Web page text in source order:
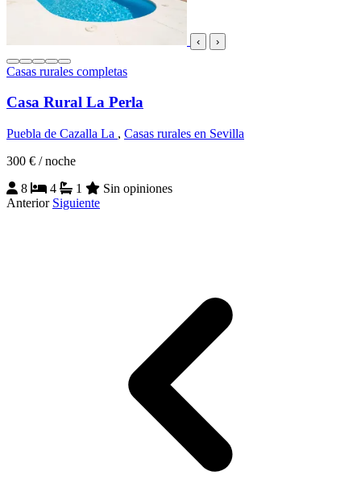
‹ ›
Casas rurales completas
Casa Rural La Perla
Puebla de Cazalla La , Casas rurales en Sevilla
300 € / noche
8
4 1
Sin opiniones
Anterior Siguiente